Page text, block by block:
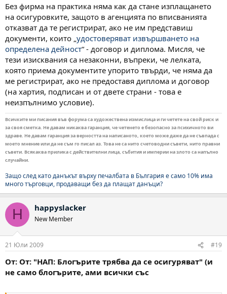
Без фирма на практика няма как да стане изплащането
на осигуровките, защото в агенцията по вписванията
отказват да те регистрират, ако не им представиш
документи, които „ удостоверяват извършването на
определена дейност“ - договор и диплома. Мисля, че
тези изисквания са незаконни, въпреки, че лелката,
която приема документите упорито твърди, че няма да
ме регистрират, ако не предоставя диплома и договор
(на хартия, подписан и от двете страни - това е
неизпълнимо условие).
Всичките ми писания във форума са художествена измислица и ги четете на свой риск и
за своя сметка. Не давам никаква гаранция, че четенето е безопасно за психичното ви
здраве. Не давам гаранция за верността на написаното, което може даже да не съвпада с
моето мнение или да не съм го писал аз. Това не са нито счетоводни съвети, нито правни
съвети. Всякаква прилика с действителни лица, събития и империи на злото са напълно
случайни.
Защо след като данъкът върху печалбата в България е само 10% има
много търговци, продаващи без да плащат данъци?
H happyslacker
New Member
21 Юли 2009 #19
От: От: "НАП: Блогърите трябва да се осигуряват" (и
не само блогърите, ами всички със